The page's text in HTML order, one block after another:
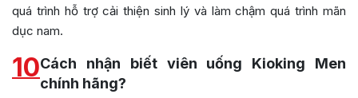
quá trình hỗ trợ cải thiện sinh lý và làm chậm quá trình mãn
dục nam.
10Cách nhận biết viên uống Kioking Men
chính hãng?